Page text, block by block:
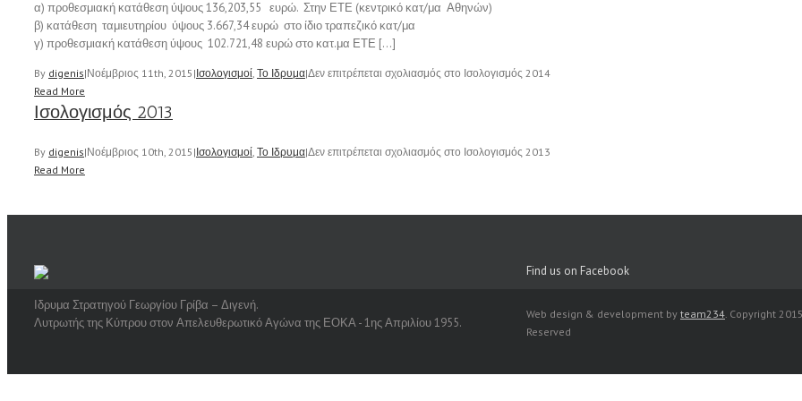
α) προθεσμιακή κατάθεση ύψους 136,203,55 ευρώ. Στην ΕΤΕ (κεντρικό κατ/μα Αθηνών)
β) κατάθεση ταμιευτηρίου ύψους 3.667,34 ευρώ στο ίδιο τραπεζικό κατ/μα
γ) προθεσμιακή κατάθεση ύψους 102.721,48 ευρώ στο κατ.μα ΕΤΕ […]
By digenis|Νοέμβριος 11th, 2015 |Ισολογισμοί Το Ιδρυμα|Δεν επιτρέπεται σχολιασμός στο Ισολογισμός 2014
Read More
Ισολογισμός 2013
By digenis|Νοέμβριος 10th, 2015 |Ισολογισμοί, Το Ιδρυμα|Δεν επιτρέπεται σχολιασμός στο Ισολογισμός 2013
Read More
Ιδρυμα Στρατηγού Γεωργίου Γρίβα – Διγενή.
Λυτρωτής της Κύπρου στον Απελευθερωτικό Αγώνα της ΕΟΚΑ - 1ης Απριλίου 1955.
Find us on Facebook
Web design & development by team234. Copyright
Reserved